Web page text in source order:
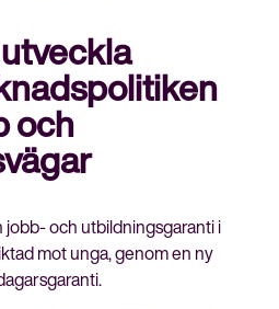
och
jobb- och utbildningsgaranti i
mot unga, genom en ny